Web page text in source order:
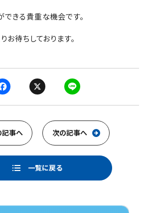
きる貴重な機会です。
お待ちしております。
F
a
c
e
b
o
o
k
X
i
n
e
記事へ 次の記事へ
一覧に戻る